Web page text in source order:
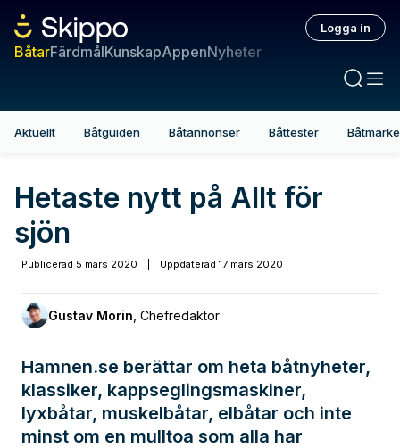
BåtarFärdmålKunskapAppenNyheter
Logga in
Aktuellt Båtguiden Båtannonser Båttester
Hetaste nytt på Allt för
sjön
Publicerad 5 mars 2020 Uppdaterad 17 mars 2020
Gustav Morin Chefredaktör
Hamnen.se berättar om heta båtnyheter,
klassiker, kappseglingsmaskiner,
lyxbåtar, muskelbåtar, elbåtar och inte
minst om en mulltoa som alla har